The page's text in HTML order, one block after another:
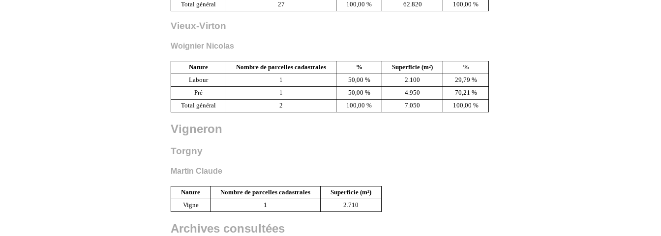
Total général
27 100,00 % 62.820 100,00 %
Vieux-Virton
Woignier Nicolas
Nature Nombre de parcelles cadastrales % Superficie (m²)
%
Labour
1 50,00 % 2.100
29,79 %
Pré
1 50,00 % 4.950
70,21 %
Total général
2 100,00 % 7.050 100,00 %
Vigneron
Torgny
Martin Claude
Nature Nombre de parcelles cadastrales
Superficie (m²)
Vigne
1 2.710
Archives consultées